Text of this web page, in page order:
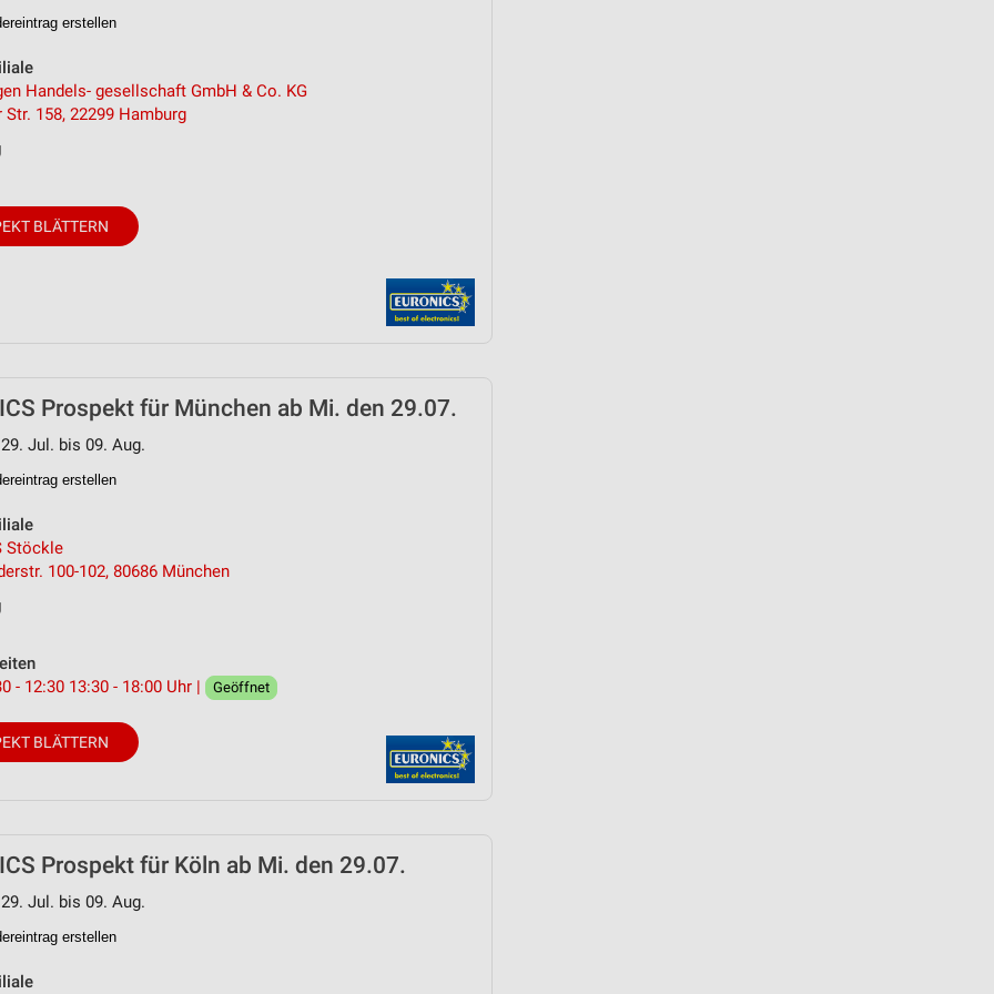
erstellen
Handels- gesellschaft GmbH & Co. KG
Str. 158, 22299 Hamburg
BLÄTTERN
Prospekt für München ab Mi. den 29.07.
Jul. bis 09. Aug.
erstellen
Stöckle
100-102, 80686 München
- 12:30 13:30 - 18:00 Uhr |
Geöffnet
BLÄTTERN
Prospekt für Köln ab Mi. den 29.07.
Jul. bis 09. Aug.
erstellen
Daten aus verschiedenen